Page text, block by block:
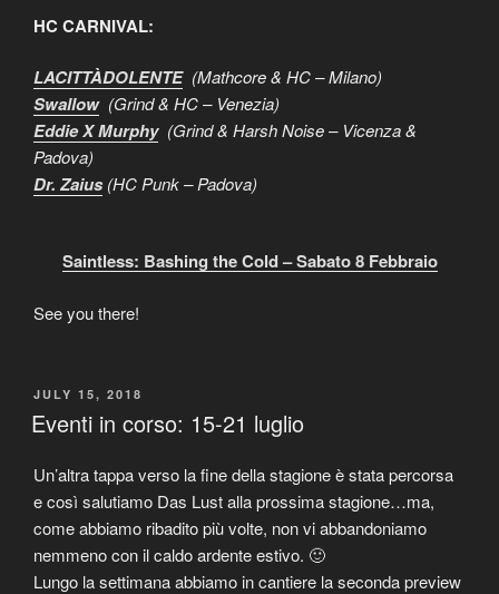
HC CARNIVAL:
LACITTÀDOLENTE(Mathcore & HC – Milano)
Swallow (Grind & HC – Venezia)
Eddie X Murphy (Grind & Harsh Noise – Vicenza &
Padova)
Dr. Zaius(HC Punk – Padova)
Saintless: Bashing the Cold – Sabato 8 Febbraio
See you there!
POSTED
ON
JULY 15, 2018
Eventi in corso: 15-21 luglio
Un’altra tappa verso la fine della stagione è stata percorsa
e così salutiamo Das Lust alla prossima stagione…ma,
come abbiamo ribadito più volte, non vi abbandoniamo
nemmeno con il caldo ardente estivo. 🙂
Lungo la settimana abbiamo in cantiere la seconda preview